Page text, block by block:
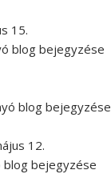
15.
blog bejegyzése
blog bejegyzése
12.
blog bejegyzése